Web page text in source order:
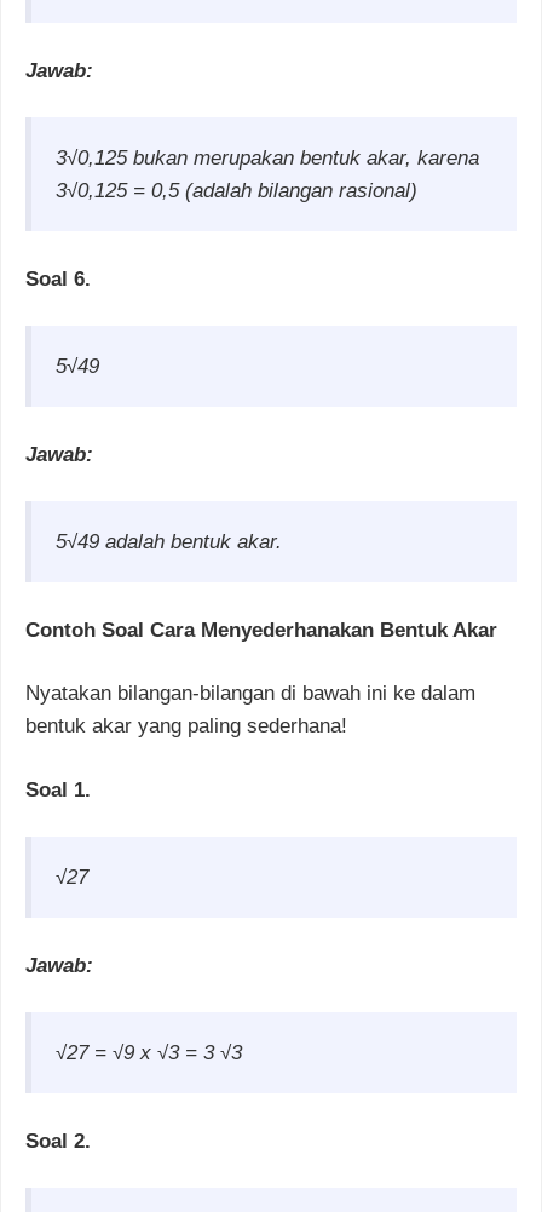
Jawab:
3√0,125 bukan merupakan bentuk akar, karena
3√0,125 = 0,5 (adalah bilangan rasional)
Soal 6.
5√49
Jawab:
5√49 adalah bentuk akar.
Contoh Soal Cara Menyederhanakan Bentuk Akar
Nyatakan bilangan-bilangan di bawah ini ke dalam
bentuk akar yang paling sederhana!
Soal 1.
√27
Jawab:
√27 = √9 x √3 = 3 √3
Soal 2.